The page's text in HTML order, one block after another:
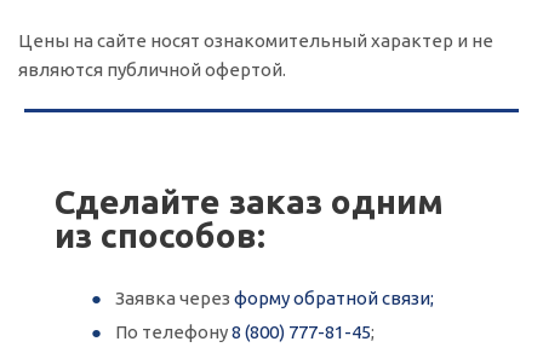
Цены на сайте носят ознакомительный характер и не
являются публичной офертой.
Сделайте заказ одним
из способов:
Заявка через форму обратной связи;
По телефону8 (800) 777-81-45;